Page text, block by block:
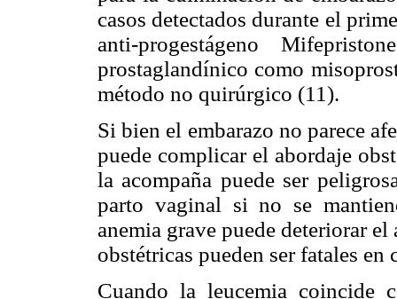
casos detectados durante el
anti-progestágeno
prostaglandínico como
método no quirúrgico (11).
Si bien el embarazo no parece
puede complicar el abordaje
la acompaña puede ser
parto vaginal si no se
anemia grave puede deteriorar
obstétricas pueden ser fatales
Cuando la leucemia coincide